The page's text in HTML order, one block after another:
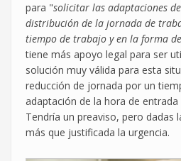
para "solicitar las adaptaciones
distribución de la jornada de
tiempo de trabajo y en la forma
tiene más apoyo legal para ser
solución muy válida para esta
reducción de jornada por un
adaptación de la hora de
Tendría un preaviso, pero dadas
más que justificada la urgencia.